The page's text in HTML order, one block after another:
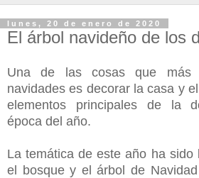
lunes, 20 de enero de 2020
El árbol navideño de los
Una de las cosas que
navidades es decorar la casa y
elementos principales de la
época del año.
La temática de este año ha sido
el bosque y el árbol de